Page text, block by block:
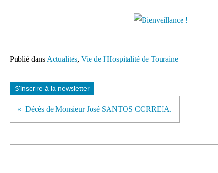
Publié dans Actualités, Vie de l'Hospitalité de Touraine
S'inscrire à la newsletter
Décès de Monsieur José SANTOS CORREIA.